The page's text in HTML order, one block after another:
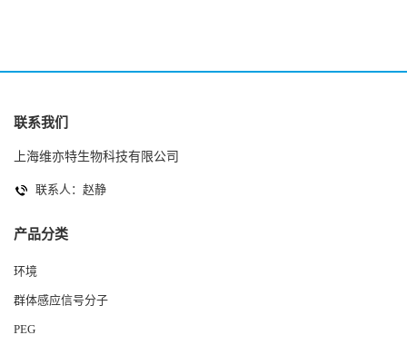
联系我们
上海维亦特生物科技有限公司
联系人：赵静
产品分类
环境
群体感应信号分子
PEG